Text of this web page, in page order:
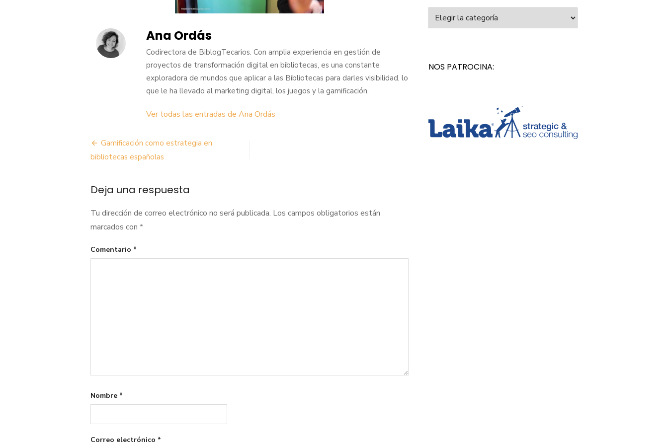
Ana Ordás
Codirectora de BiblogTecarios. Con amplia experiencia en gestión de
proyectos de transformación digital en bibliotecas, es una constante
exploradora de mundos que aplicar a las Bibliotecas para darles visibilidad, lo
que le ha llevado al marketing digital, los juegos y la gamificación.
Ver todas las entradas de Ana Ordás
Navegación
de
Gamificación como estrategia en
bibliotecas españolas
Deja una respuesta
Tu dirección de correo electrónico no será publicada. Los campos obligatorios están
marcados con *
Comentario *
Nombre *
Correo electrónico *
NOS PATROCINA: